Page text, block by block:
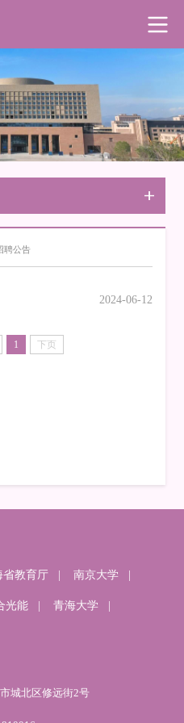
聘公告
2024-06-12
1 下页
省教育厅 | 南京大学 |
光能 | 青海大学 |
城北区修远街2号